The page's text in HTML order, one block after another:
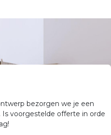
bezorgen we je een
voorgestelde offerte in orde